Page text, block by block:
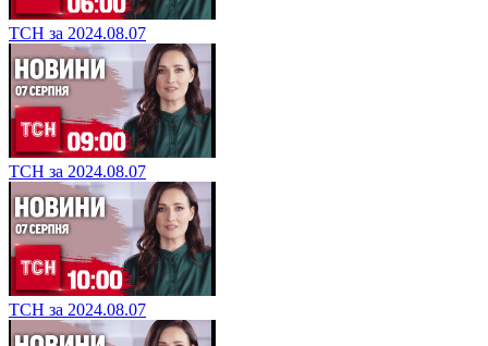
ТСН за 2024.08.07
ТСН за 2024.08.07
ТСН за 2024.08.07